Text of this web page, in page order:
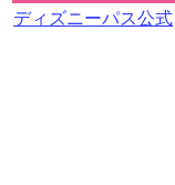
ディズニーパス公式